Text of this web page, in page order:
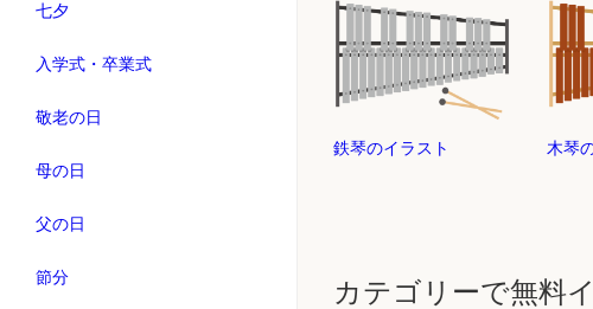
七夕
入学式・卒業式
敬老の日
母の日
父の日
節分
鉄琴のイラスト 木琴
カテゴリーで無料